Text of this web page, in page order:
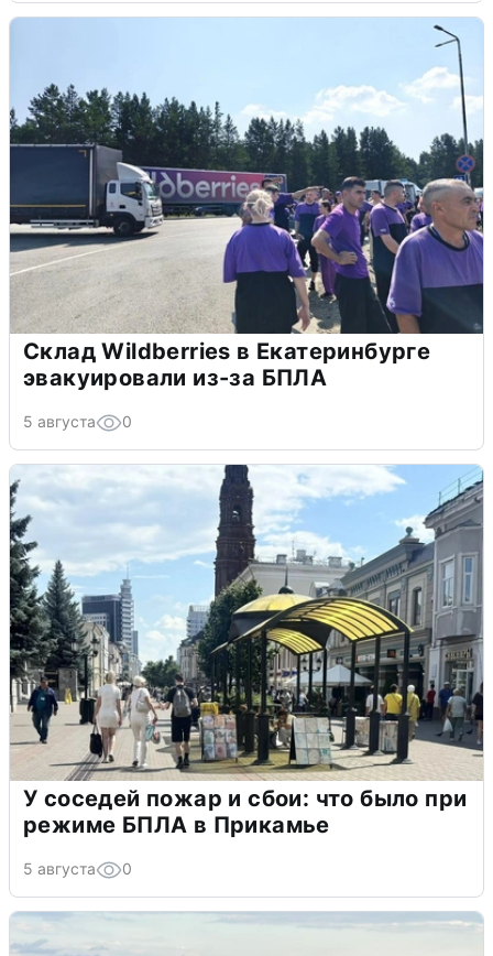
Склад Wildberries в Екатеринбурге
эвакуировали из-за БПЛА
5 августа 0
У соседей пожар и сбои: что было при
режиме БПЛА в Прикамье
5 августа 0